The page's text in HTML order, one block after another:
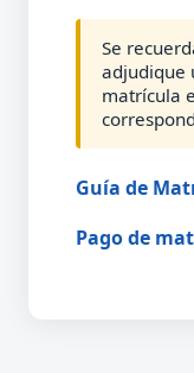
Se
adjudique
matrícula
Guía de
Pago de